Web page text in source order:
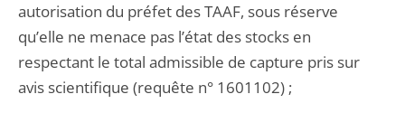
autorisation du préfet des TAAF, sous réserve
qu’elle ne menace pas l’état des stocks en
respectant le total admissible de capture pris sur
avis scientifique (requête n° 1601102) ;